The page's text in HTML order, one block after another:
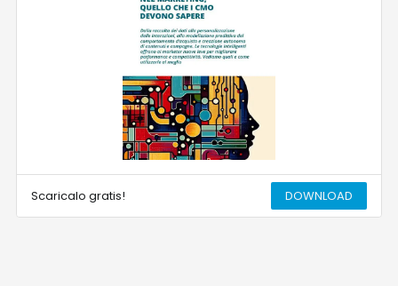
Scaricalo gratis! DOWNLOAD